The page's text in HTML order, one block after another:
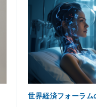
世界経済フォーラム